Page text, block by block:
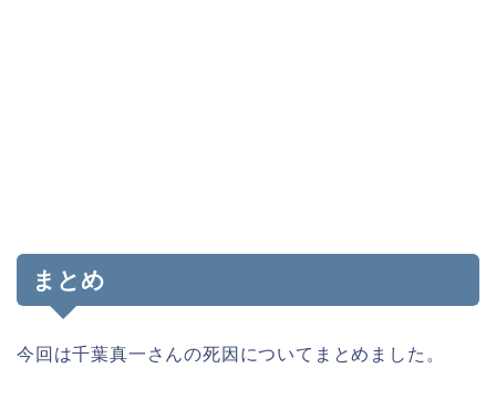
まとめ
今回は千葉真一さんの死因についてまとめました。